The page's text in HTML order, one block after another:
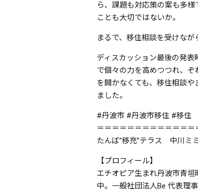
ら、課題も対応策の案も多
ことも大切ではないか。
まるで、移住相談を受けなが
ディスカッション最後の発
で個々の力を高めつつれ、
を開かなくても、移住相談
ました。
#丹波市 #丹波市移住 #移住
＝＝＝＝＝＝＝＝＝＝＝＝＝
たんば”移充”テラス 中川ミミ
【プロフィール】
エチオピア生まれ丹波市青
中。一般社団法人Be 代表理事